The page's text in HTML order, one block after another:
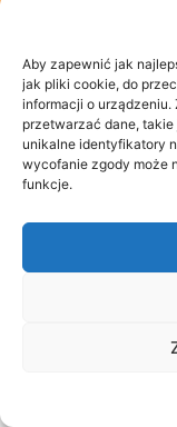
Aby zapewnić jak
jak pliki cookie, do
informacji o
przetwarzać dane,
unikalne identyfikatory
wycofanie zgody może
funkcje.
REGON
tel. +48 514 514
(pon. – pt. 9:00-